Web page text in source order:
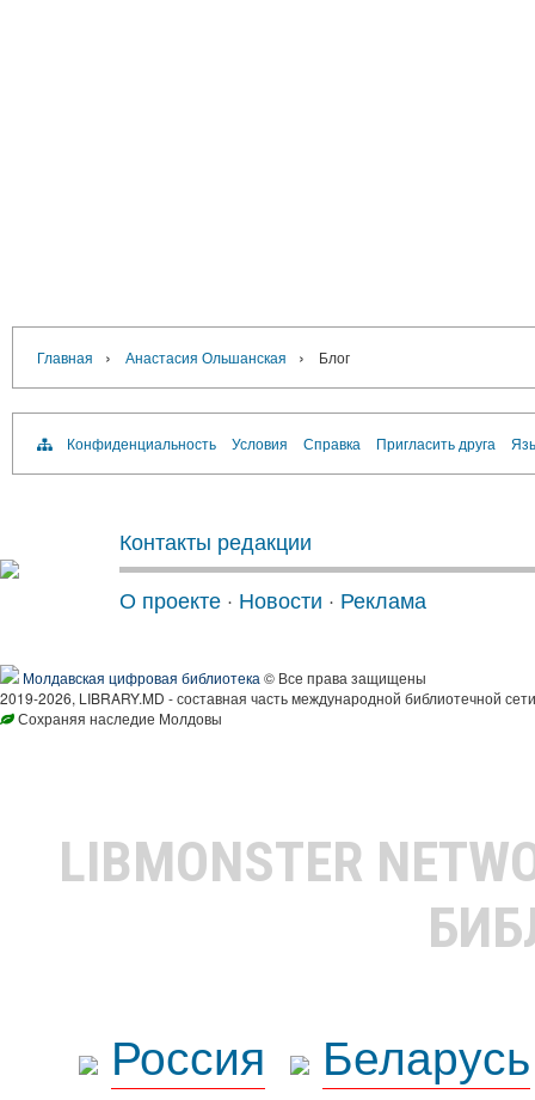
Главная › Анастасия Ольшанская › Блог
Конфиденциальность Условия Справка Пригласить друга
Контакты редакции
О проекте · Новости · Реклама
Молдавская цифровая библиотека © Все права защищены
2019-2026, LIBRARY.MD - составная часть международной библиотечной
Сохраняя наследие Молдовы
LIBMONSTER
Россия
Беларусь